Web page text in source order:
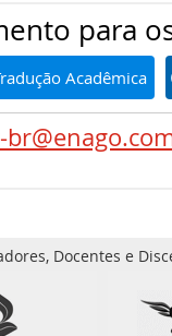
para
Acadêmica
Docentes e